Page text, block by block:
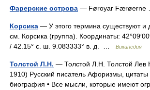
Фарерские острова — Føroyar
Корсика — У этого термина существуют и
см. Корсика (группа). Координаты:
/ 42.15° с. ш. 9.083333° в. д. …
Википедия
Толстой Л.Н. — Толстой Л.Н. Толстой Лев
1910) Русский писатель Афоризмы, цитаты
биография • Все мысли, которые имеют